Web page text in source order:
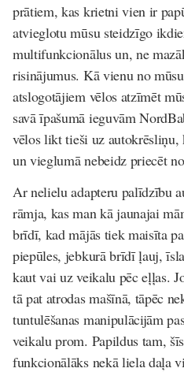
prātiem, kas krietni vien ir
atvieglotu mūsu steidzīgo
multifunkcionālus un, ne
risinājumus. Kā vienu no
atslogotājiem vēlos atzīmēt
savā īpašumā ieguvām
vēlos likt tieši uz autokrēsliņu,
un vieglumā nebeidz priecēt
Ar nelielu adapteru palīdzību
rāmja, kas man kā jaunajai
brīdī, kad mājās tiek maisīta
piepūles, jebkurā brīdī ļauj,
kaut vai uz veikalu pēc eļļas.
tā pat atrodas mašīnā, tāpēc
tuntulēšanas manipulācijām
veikalu prom. Papildus tam,
funkcionālāks nekā liela daļa